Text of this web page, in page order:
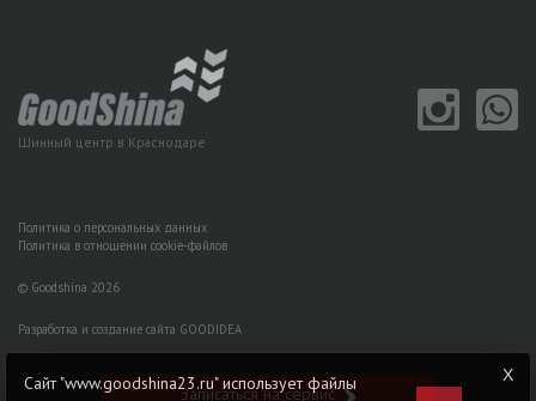
Шинный центр в Краснодаре
Политика о персональных данных
Политика в отношении cookie-файлов
© Goodshina 2026
Разработка и создание сайта GOODIDEA
Записаться на сервис
Сайт "www.goodshina23.ru" использует файлы